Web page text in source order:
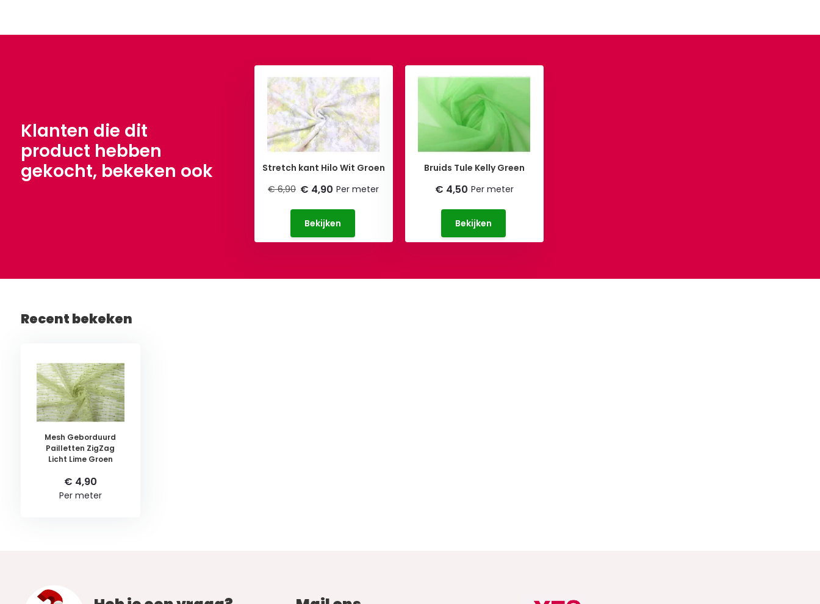
Klanten die dit
product hebben
gekocht, bekeken ook
Stretch kant Hilo Wit Groen
€ 6,90 € 4,90 Per meter
Bekijken
Bruids Tule Kelly Green
€ 4,50 Per meter
Bekijken
Recent bekeken
Mesh Geborduurd
Pailletten ZigZag
Licht Lime Groen
€ 4,90
Per meter